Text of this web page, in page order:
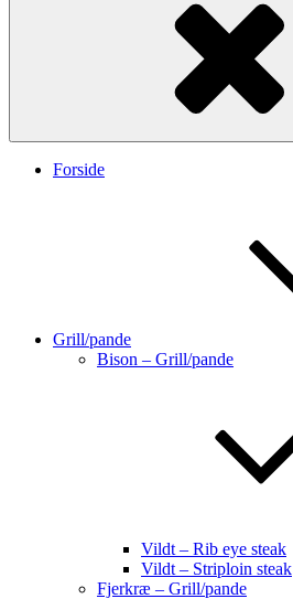
Forside
Grill/pande
Bison – Grill/pande
Vildt – Rib eye steak
Vildt – Striploin steak
Fjerkræ – Grill/pande